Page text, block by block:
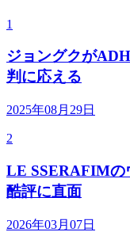
1
ジョングクが
判に応える
2025年08月29日
2
LE SSERAFIMの
酷評に直面
2026年03月07日